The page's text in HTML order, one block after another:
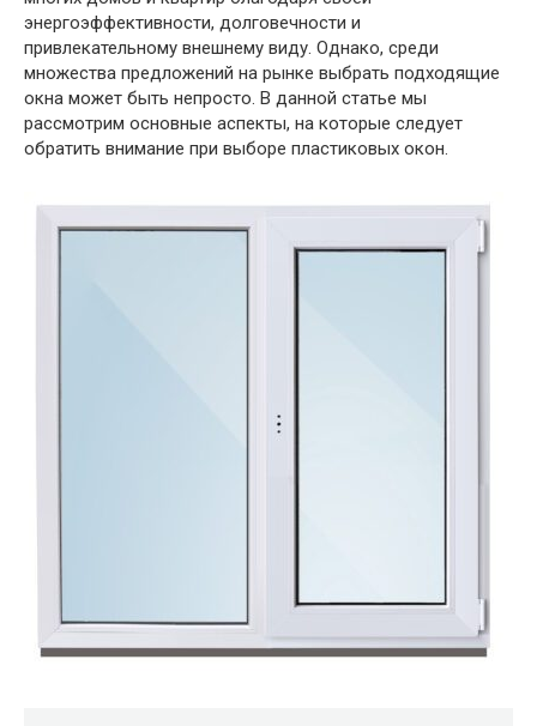
энергоэффективности, долговечности и
привлекательному внешнему виду. Однако, среди
множества предложений на рынке выбрать подходящие
окна может быть непросто. В данной статье мы
рассмотрим основные аспекты, на которые следует
обратить внимание при выборе пластиковых окон.